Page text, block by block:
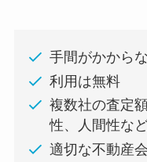
手間がかから
利用は無料
複数社の査定
性、人間性な
適切な不動産